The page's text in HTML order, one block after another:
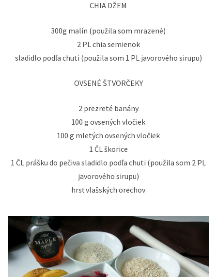
CHIA DŽEM
300g malín (použila som mrazené)
2 PL chia semienok
sladidlo podľa chuti (použila som 1 PL javorového sirupu)
OVSENÉ ŠTVORČEKY
2 prezreté banány
100 g ovsených vločiek
100 g mletých ovsených vločiek
1 ČL škorice
1 ČL prášku do pečiva sladidlo podľa chuti (použila som 2 PL
javorového sirupu)
hrsť vlašských orechov